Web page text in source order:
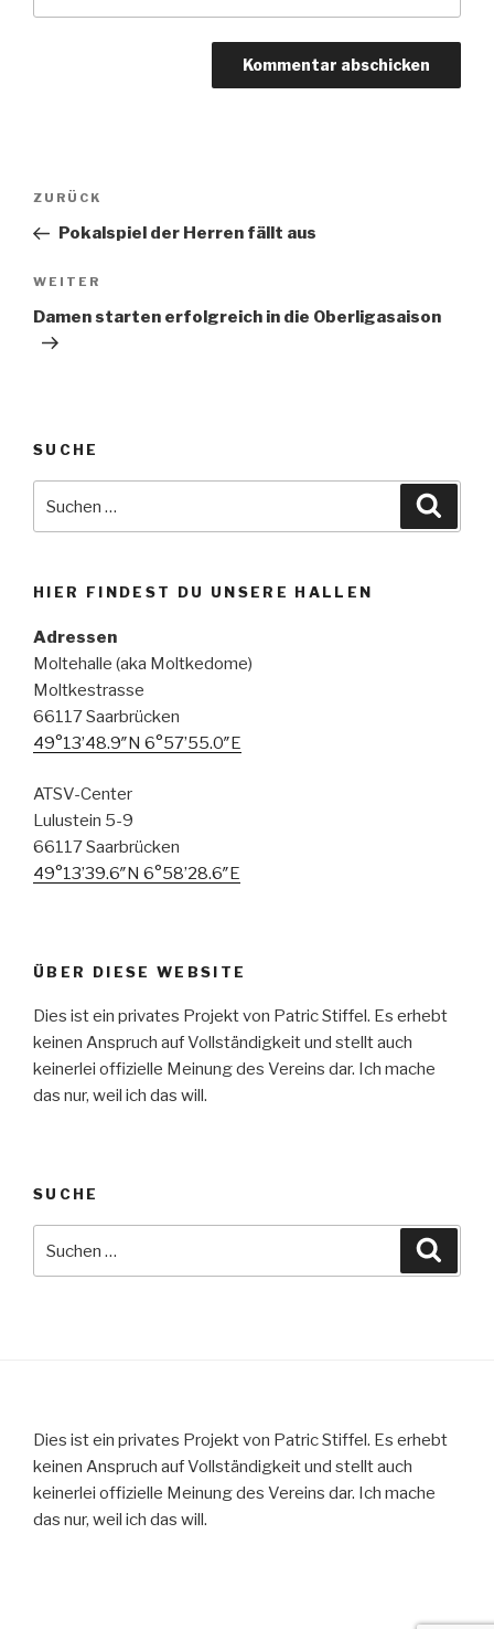
Beitragsnavigation
Vorheriger
Beitrag
ZURÜCK
Pokalspiel der Herren fällt aus
Nächster
Beitrag
WEITER
Damen starten erfolgreich in die Oberligasaison
SUCHE
nach:
HIER FINDEST DU UNSERE HALLEN
Adressen
Moltehalle (aka Moltkedome)
Moltkestrasse
66117 Saarbrücken
49°13’48.9″N 6°57’55.0″E
ATSV-Center
Lulustein 5-9
66117 Saarbrücken
49°13’39.6″N 6°58’28.6″E
ÜBER DIESE WEBSITE
Dies ist ein privates Projekt von Patric Stiffel. Es erhebt
keinen Anspruch auf Vollständigkeit und stellt auch
keinerlei offizielle Meinung des Vereins dar. Ich mache
das nur, weil ich das will.
SUCHE
nach:
Dies ist ein privates Projekt von Patric Stiffel. Es erhebt
keinen Anspruch auf Vollständigkeit und stellt auch
keinerlei offizielle Meinung des Vereins dar. Ich mache
das nur, weil ich das will.